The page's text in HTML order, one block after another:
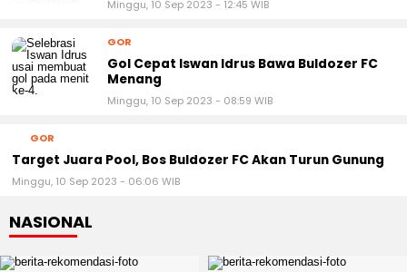
Minggu, 10 Sep 2023 - 12:45 WIB
GOR
Gol Cepat Iswan Idrus Bawa Buldozer FC
Menang
Minggu, 10 Sep 2023 - 08:59 WIB
GOR
Target Juara Pool, Bos Buldozer FC Akan Turun Gunung
Minggu, 10 Sep 2023 - 06:06 WIB
NASIONAL